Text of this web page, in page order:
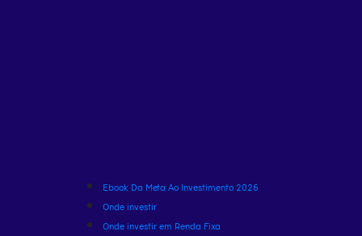
Ebook Da Meta Ao Investimento 2026
Onde investir
Onde investir em Renda Fixa